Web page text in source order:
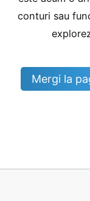
conturi sau
Mergi la